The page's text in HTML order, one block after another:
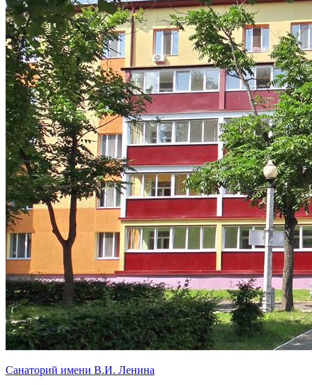
Санаторий имени В.И. Ленина